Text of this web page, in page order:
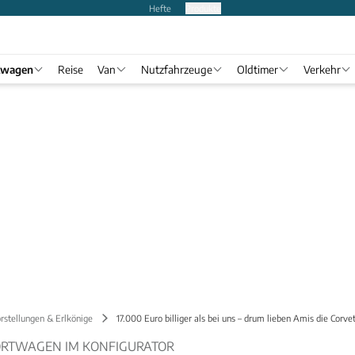
Hefte
Reise Van Nutzfahrzeuge Oldtimer Verkehr
& Erlkönige 17.000 Euro billiger als bei uns – drum lieben Amis die
IM KONFIGURATOR